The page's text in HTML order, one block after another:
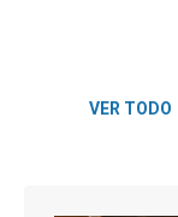
VER TODO